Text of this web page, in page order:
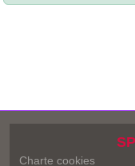
Charte cookies